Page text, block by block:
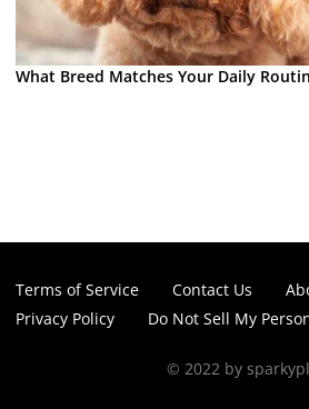
What Breed Matches Your Daily
Terms of Service Contact Us
Privacy Policy
Do Not Sell My
© 2022 by